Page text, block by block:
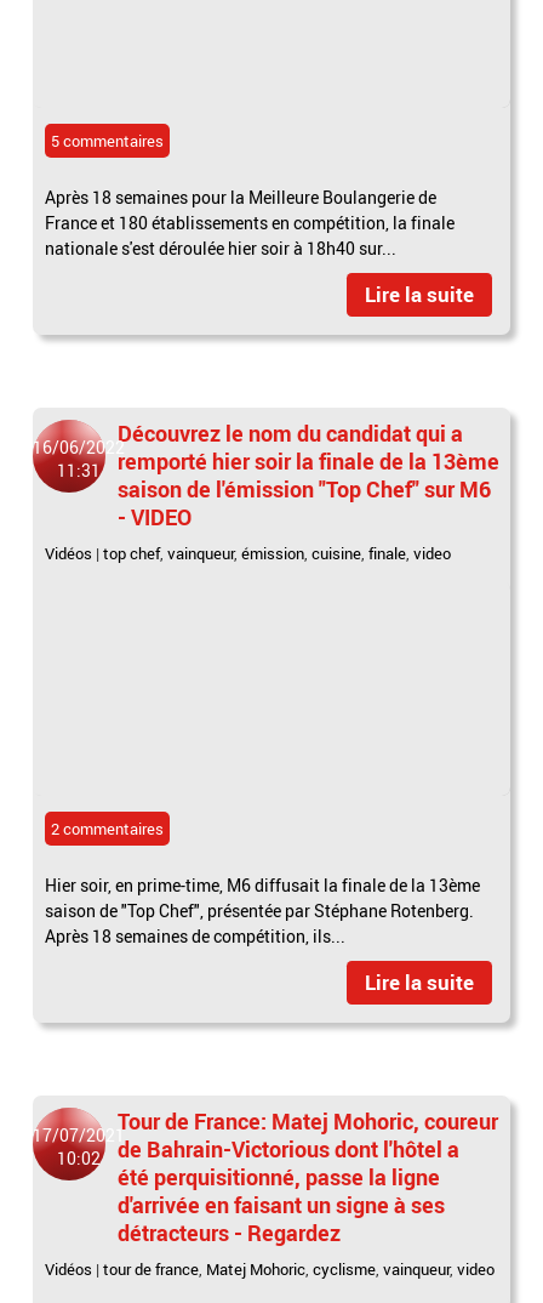
5 commentaires
Après 18 semaines pour la Meilleure Boulangerie de
France et 180 établissements en compétition, la finale
nationale s'est déroulée hier soir à 18h40 sur...
Lire la suite
16/06/2022
11:31
Découvrez le nom du candidat qui a
remporté hier soir la finale de la 13ème
saison de l'émission "Top Chef" sur M6
- VIDEO
Vidéos |top chef,vainqueur,émission,cuisine,finale,video
2 commentaires
Hier soir, en prime-time, M6 diffusait la finale de la 13ème
saison de "Top Chef", présentée par Stéphane Rotenberg.
Après 18 semaines de compétition, ils...
Lire la suite
17/07/2021
10:02
Tour de France: Matej Mohoric, coureur
de Bahrain-Victorious dont l'hôtel a
été perquisitionné, passe la ligne
d'arrivée en faisant un signe à ses
détracteurs - Regardez
Vidéos |tour de france, Matej Mohoric,cyclisme,vainqueur,video